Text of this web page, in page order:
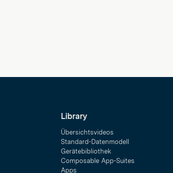
Library
Übersichtsvideos
Standard-Datenmodell
Gerätebibliothek
Composable App-Suites
Apps